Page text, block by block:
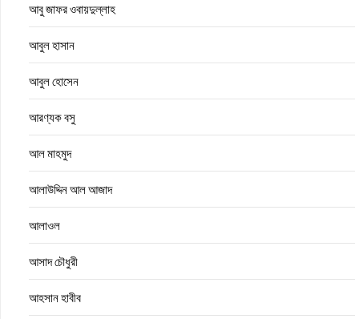
আবু জাফর ওবায়দুল্লাহ
আবুল হাসান
আবুল হোসেন
আরণ্যক বসু
আল মাহমুদ
আলাউদ্দিন আল আজাদ
আলাওল
আসাদ চৌধুরী
আহসান হাবীব